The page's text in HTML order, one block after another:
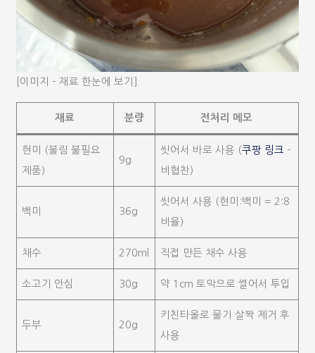
[이미지 – 재료 한눈에 보기]
재료 분량 전처리 메모
현미 (불림 불필요
제품)
9g
씻어서 바로 사용 (쿠팡 링크 –
비협찬)
백미 36g
씻어서 사용 (현미:백미 = 2:8
비율)
채수 270ml 직접 만든 채수 사용
소고기 안심 30g 약 1cm 토막으로 썰어서 투입
두부 20g
키친타올로 물기 살짝 제거 후
사용